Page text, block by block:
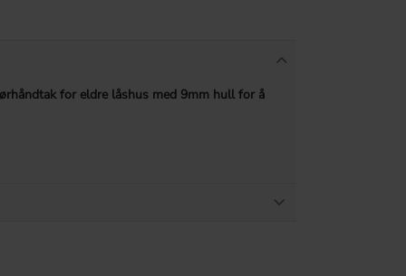
for eldre låshus med 9mm hull for å